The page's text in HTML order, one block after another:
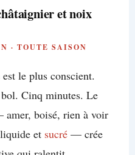
et noix
· TOUTE SAISON
le plus conscient.
Cinq minutes. Le
boisé, rien à voir
et sucré— crée